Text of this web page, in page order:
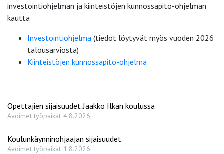
investointiohjelman ja kiinteistöjen kunnossapito-ohjelman
kautta
Investointiohjelma (tiedot löytyvät myös vuoden 2026
talousarviosta)
Kiinteistöjen kunnossapito-ohjelma
Opettajien sijaisuudet Jaakko Ilkan koulussa
Avoimet työpaikat 4.8.2026
Koulunkäynninohjaajan sijaisuudet
Avoimet työpaikat 1.8.2026